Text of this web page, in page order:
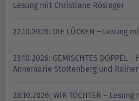
Lesung mit Christiane Rösinger
22.10.2026: DIE LÜCKEN – Lesung
23.10.2026: GEMISCHTES DOPPEL
Annemarie Stoltenberg und
28.10.2026: WIR TÖCHTER –